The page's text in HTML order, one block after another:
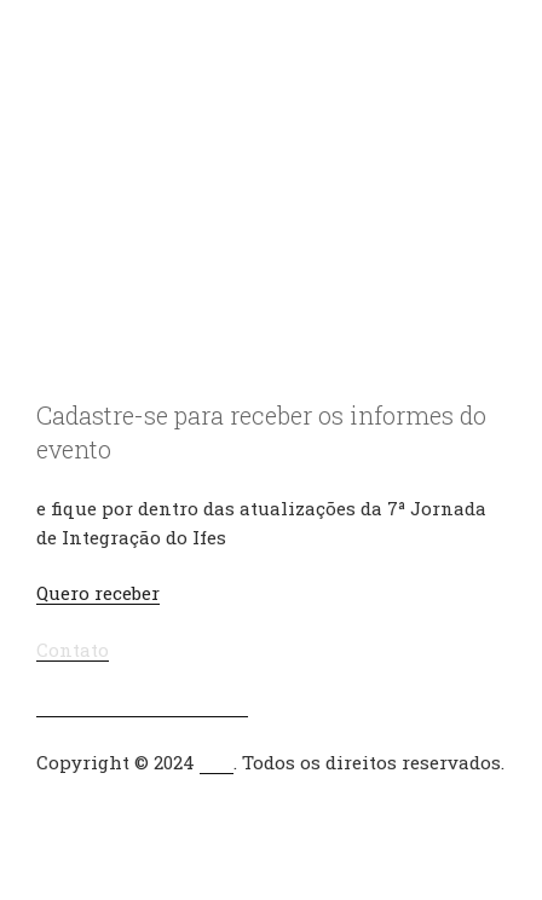
Cadastre-se para receber os informes do
evento
e fique por dentro das atualizações da 7ª Jornada
de Integração do Ifes
Quero receber
Contato
Copyright © 2024 . Todos os direitos reservados.